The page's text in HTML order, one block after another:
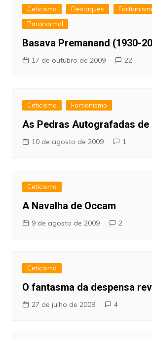
Ceticismo Destaques
Paranormal
Basava Premanand (1930-
17 de outubro de 2009 22
Ceticismo Fortianismo
As Pedras Autografadas de
10 de agosto de 2009 1
Ceticismo
A Navalha de Occam
9 de agosto de 2009 2
Ceticismo
O fantasma da despensa
27 de julho de 2009 4